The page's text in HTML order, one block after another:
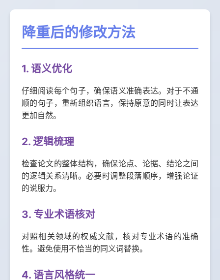
降重后的修改方法
1. 语义优化
仔细阅读每个句子，确保语义准确表达。对于不通
顺的句子，重新组织语言，保持原意的同时让表达
更加自然。
2. 逻辑梳理
检查论文的整体结构，确保论点、论据、结论之间
的逻辑关系清晰。必要时调整段落顺序，增强论证
的说服力。
3. 专业术语核对
对照相关领域的权威文献，核对专业术语的准确
性。避免使用不恰当的同义词替换。
4. 语言风格统一